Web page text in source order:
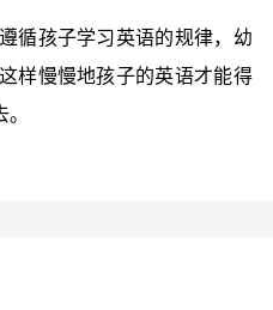
循孩子学习英语的规律，幼
样慢慢地孩子的英语才能得